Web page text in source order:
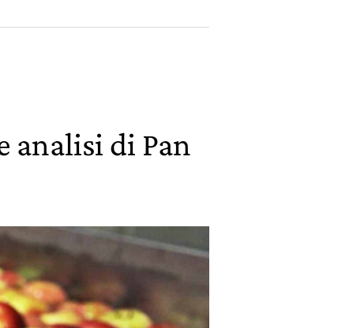
analisi di Pan